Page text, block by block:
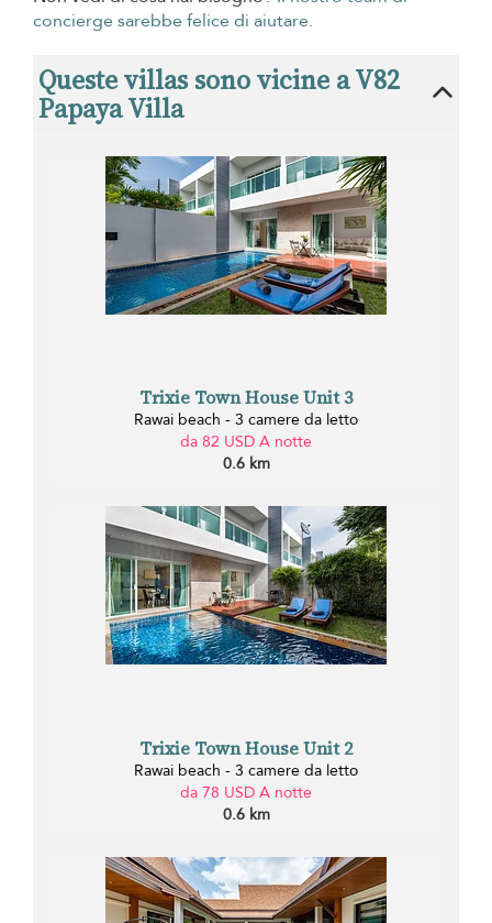
concierge sarebbe felice di aiutare.
Queste villas sono vicine a V82
Papaya Villa
Trixie Town House Unit 3
Rawai beach - 3 camere da letto
da 82 USD A notte
0.6 km
Trixie Town House Unit 2
Rawai beach - 3 camere da letto
da 78 USD A notte
0.6 km